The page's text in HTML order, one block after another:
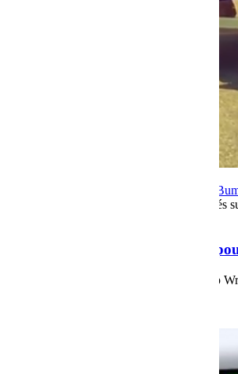
Commentaires fermés
Marche pieds électriques T-Max
Marche pieds électriques T-Max, pour Jeep